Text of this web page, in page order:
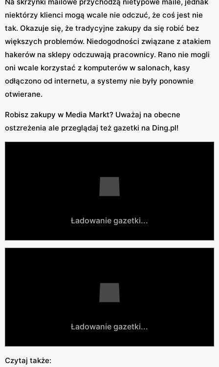
niektórzy klienci mogą wcale nie odczuć, że coś jest nie
tak. Okazuje się, że tradycyjne zakupy da się robić bez
większych problemów. Niedogodności związane z atakiem
hakerów na sklepy odczuwają pracownicy. Rano nie mogli
oni wcale korzystać z komputerów w salonach, kasy
odłączono od internetu, a systemy nie były ponownie
otwierane.
Robisz zakupy w Media Markt? Uważaj na obecne
ostzreżenia ale przeglądaj też gazetki na Ding.pl!
Ładowanie gazetki...
Ładowanie gazetki...
Czytaj także: